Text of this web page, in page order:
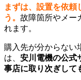
まずは、設置を依頼
う。 故障箇所やメー
れます。
購入先が分からない
は、 安川電機の公式
事店に取り次ぎして